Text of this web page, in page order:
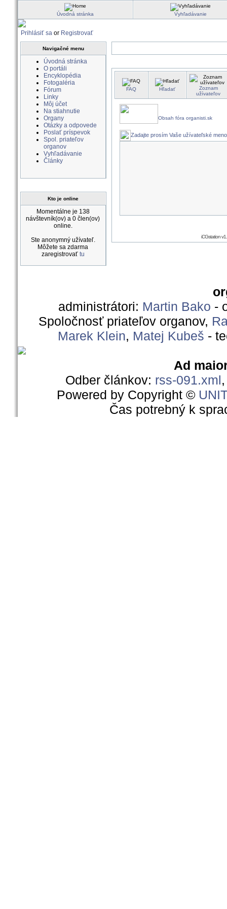
Úvodná stránka Vyhľadávanie
Prihlásiť saor Registrovať
Navigačné menu
Úvodná stránka
O portáli
Encyklopédia
Fotogaléria
Fórum
Linky
Môj účet
Na stiahnutie
Organy
Otázky a odpovede
Poslať príspevok
Spol. priateľov
organov
Vyhľadávanie
Články
Kto je online
Momentálne je 138
návštevník(ov) a 0 člen(ov)
online.
Ste anonymný užívateľ.
Môžete sa zdarma
zaregistrovať tu
FAQ Hľadať
Zoznam
užívateľov
Obsah fóra organisti.sk
Zadajte prosím Vaše užívateľské
iCGstation
administrátori: Martin Bako -
Spoločnosť priateľov organov,
Marek Klein, Matej Kubeš -
Ad
Odber článkov: rss-091.xml
Powered by Copyright ©
Čas potrebný k